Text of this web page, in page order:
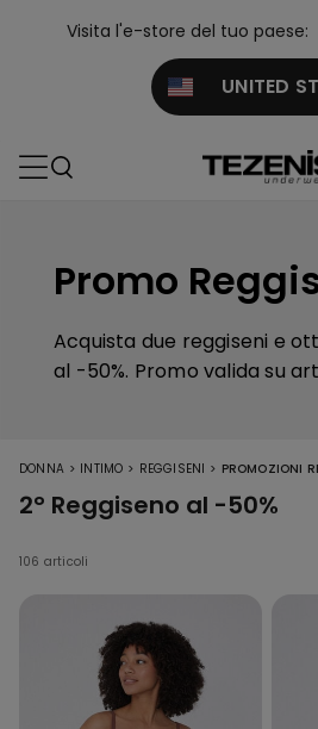
Visita l'e-store del tuo paese:
UNITED
Promo
Acquista due reggiseni e
al -50%. Promo valida su
DONNA > INTIMO > REGGISENI > PROMOZIONI
2° Reggiseno al -50%
106 articoli